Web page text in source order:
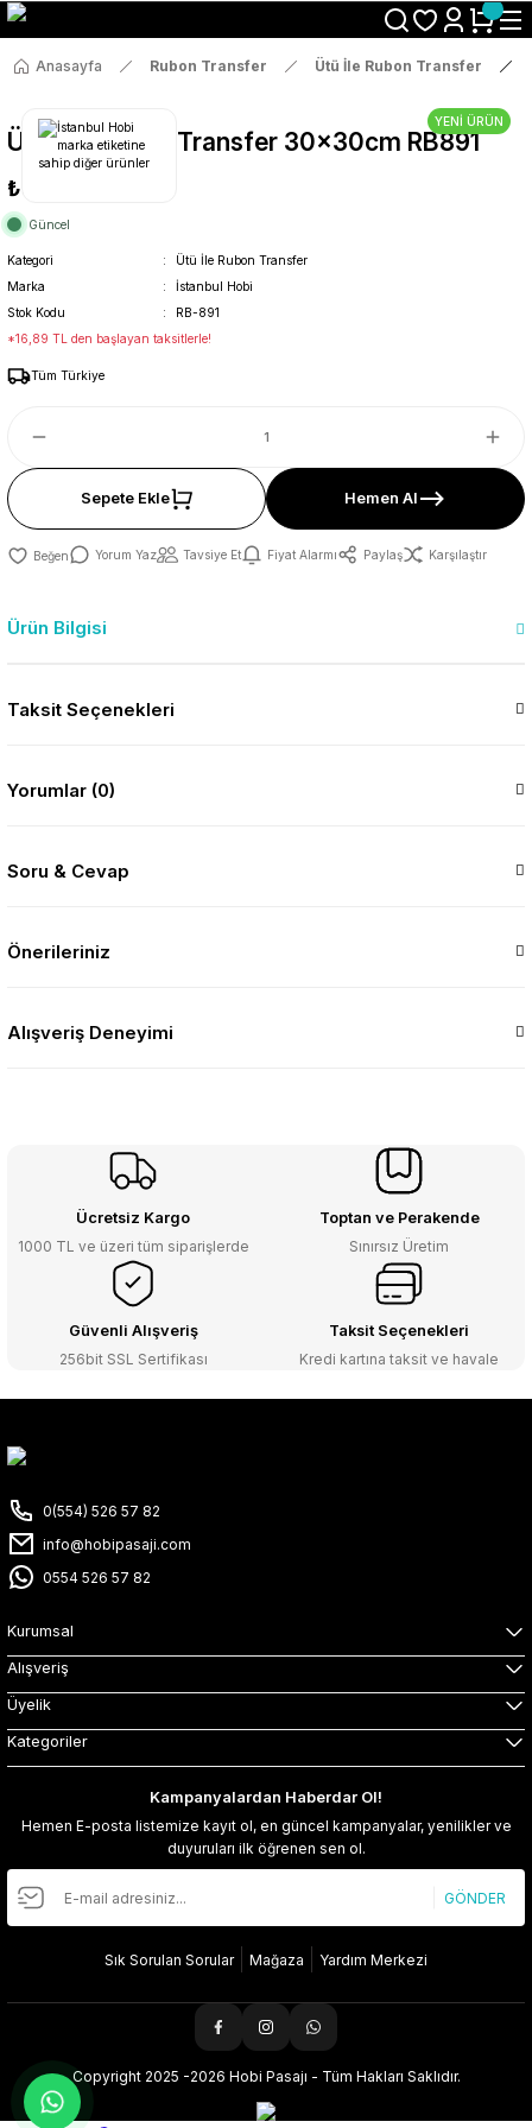
Size Özel "HG10" Koduyla Sepette Hemen %10 İndirimi Kaçırma
Anasayfa Rubon Transfer Ütü İle Rubon Transfer
YENİ ÜRÜN
Ütü İle Rub On Transfer 30x30cm RB891
₺89
Güncel
Kategori
Ütü İle Rubon Transfer
Marka
İstanbul Hobi
Stok Kodu
RB-891
*16,89 TL den başlayan taksitlerle!
Tüm Türkiye
Sepete Ekle Hemen Al
Yorum Yaz Tavsiye Et Fiyat Alarmı Paylaş Karşılaştır
Ürün Bilgisi
Taksit Seçenekleri
Yorumlar (0)
Soru & Cevap
Önerileriniz
Alışveriş Deneyimi
Ücretsiz Kargo
1000 TL ve üzeri tüm siparişlerde
Toptan ve Perakende
Sınırsız Üretim
Güvenli Alışveriş
256bit SSL Sertifikası
Taksit Seçenekleri
Kredi kartına taksit ve havale
0(554) 526 57 82
info@hobipasaji.com
0554 526 57 82
Kurumsal
Alışveriş
Üyelik
Kategoriler
Kampanyalardan Haberdar Ol!
Hemen E-posta listemize kayıt ol, en güncel kampanyalar, yenilikler ve
duyuruları ilk öğrenen sen ol.
GÖNDER
Sık Sorulan Sorular Mağaza Yardım Merkezi
Copyright 2025 -2026 Hobi Pasajı - Tüm Hakları Saklıdır.